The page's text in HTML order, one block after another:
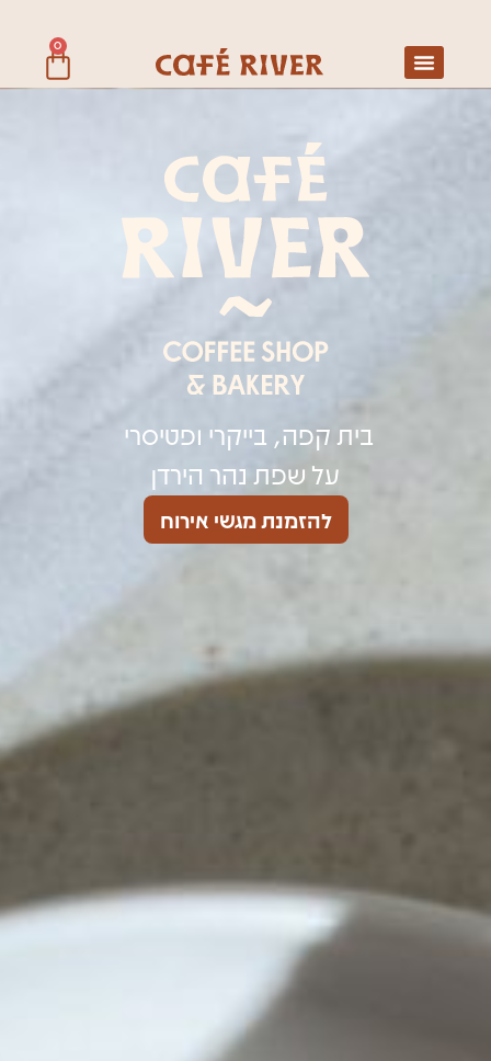
0
בית קפה, בייקרי ופטיסרי
על שפת נהר הירדן
להזמנת מגשי אירוח